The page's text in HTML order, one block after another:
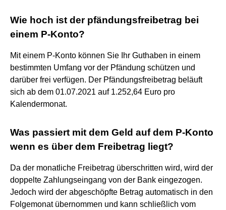
Wie hoch ist der pfändungsfreibetrag bei
einem P-Konto?
Mit einem P-Konto können Sie Ihr Guthaben in einem
bestimmten Umfang vor der Pfändung schützen und
darüber frei verfügen. Der Pfändungsfreibetrag beläuft
sich ab dem 01.07.2021 auf 1.252,64 Euro pro
Kalendermonat.
Was passiert mit dem Geld auf dem P-Konto
wenn es über dem Freibetrag liegt?
Da der monatliche Freibetrag überschritten wird, wird der
doppelte Zahlungseingang von der Bank eingezogen.
Jedoch wird der abgeschöpfte Betrag automatisch in den
Folgemonat übernommen und kann schließlich vom